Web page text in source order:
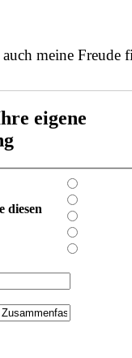
meine Freude
eigene
diesen